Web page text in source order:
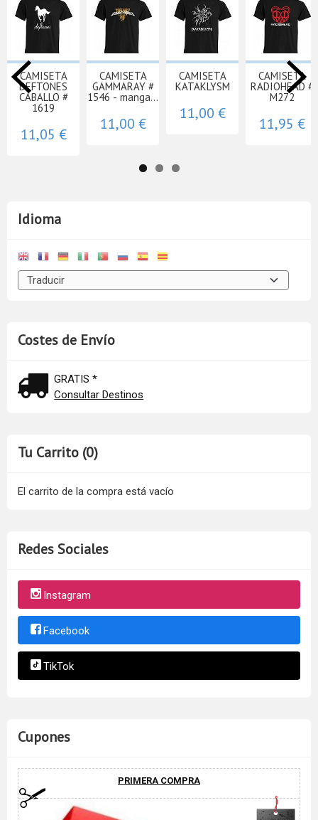
Idioma
Costes de Envío
GRATIS *
Consultar Destinos
Tu Carrito (0)
El carrito de la compra está vacío
Redes Sociales
Instagram
Facebook
TikTok
Cupones
PRIMERA COMPRA
CAMISETA
DEFTONES
CABALLO #
1619
11,05 €
CAMISETA
GAMMARAY #
1546 - manga...
11,00 €
CAMISETA
KATAKLYSM
11,00 €
CAMISETA
RADIOHEAD #
M272
11,95 €